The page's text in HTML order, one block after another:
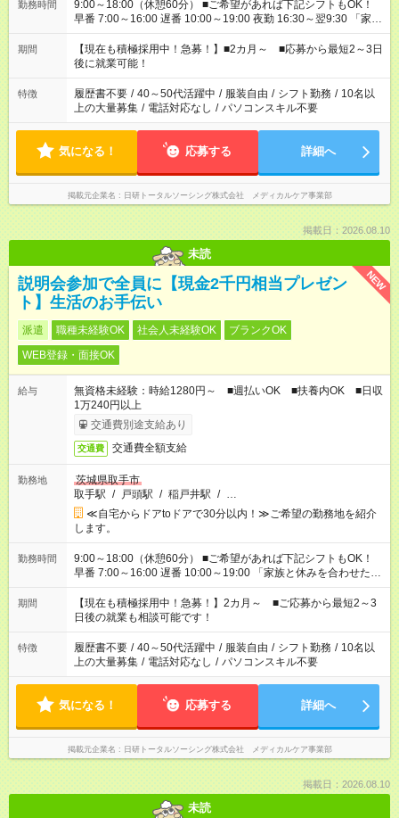
勤務時間
9:00～18:00（休憩60分） ■ご希望があれば下記シフトもOK！
早番 7:00～16:00 遅番 10:00～19:00 夜勤 16:30～翌9:30 「家族
と休みを合わせたい」 「余裕を持って夕飯の準備がしたい」
「できれば残業はしたくない」 など、ご希望を教えてください
ね。 ※Wワーク希望の方へ 今ご覧のお仕事で希望する勤務時間
と、もう1つのお仕事の勤務時間。 合計で週40時間を超える場
合は応募できません。
期間
【現在も積極採用中！急募！】■2カ月～ ■応募から最短2～3日
後に就業可能！
特徴 履歴書不要 / 40～50代活躍中 / 服装自由 / シフト勤務 / 10名以
上の大量募集 / 電話対応なし / パソコンスキル不要
気になる！ 応募する 詳細へ
掲載元企業名 日研トータルソーシング株式会社 メディカルケア事業部
掲載日：2026.08.10
未読
NEW
説明会参加で全員に【現金2千円相当プレゼン
ト】生活のお手伝い
派遣 職種未経験OK 社会人未経験OK
ブランクOK
WEB登録・面接OK
給与
無資格未経験：時給1280円～ ■週払いOK ■扶養内OK ■日収
1万240円以上
交通費別途支給あり
交通費 交通費全額支給
勤務地
茨城県取手市
取手駅 / 戸頭駅 / 稲戸井駅 / …
≪自宅からドアtoドアで30分以内！≫ご希望の勤務地を紹介
します。
勤務時間
9:00～18:00（休憩60分） ■ご希望があれば下記シフトもOK！
早番 7:00～16:00 遅番 10:00～19:00 「家族と休みを合わせた
い」 「余裕を持って夕飯の準備がしたい」 「できれば残業はし
たくない」 など、ご希望を教えてくださいね。 ※Wワーク希望
の方へ 今ご覧のお仕事で希望する勤務時間と、もう1つのお仕事
の勤務時間。 合計で週40時間を超える場合は応募できません。
期間
【現在も積極採用中！急募！】2カ月～ ■ご応募から最短2～3
日後の就業も相談可能です！
特徴 履歴書不要 / 40～50代活躍中 / 服装自由 / シフト勤務 / 10名以
上の大量募集 / 電話対応なし / パソコンスキル不要
気になる！ 応募する 詳細へ
掲載元企業名 日研トータルソーシング株式会社 メディカルケア事業部
掲載日：2026.08.10
未読